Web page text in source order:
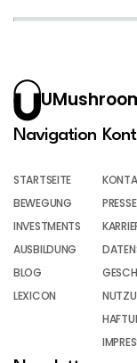
Navigation
STARTSEITE
BEWEGUNG
INVESTMENTS
AUSBILDUNG
BLOG
LEXICON
PRESSE